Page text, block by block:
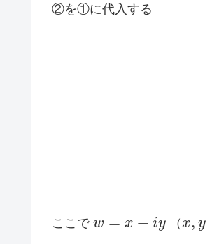
②を①に代入する
ここで w = x + iy （x, y